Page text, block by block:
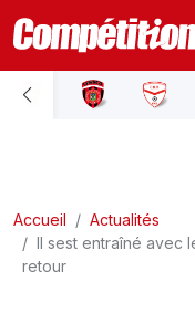
ACCUEIL
LIGUE 2
Accueil
Actualités
Il sest entraîné
retour